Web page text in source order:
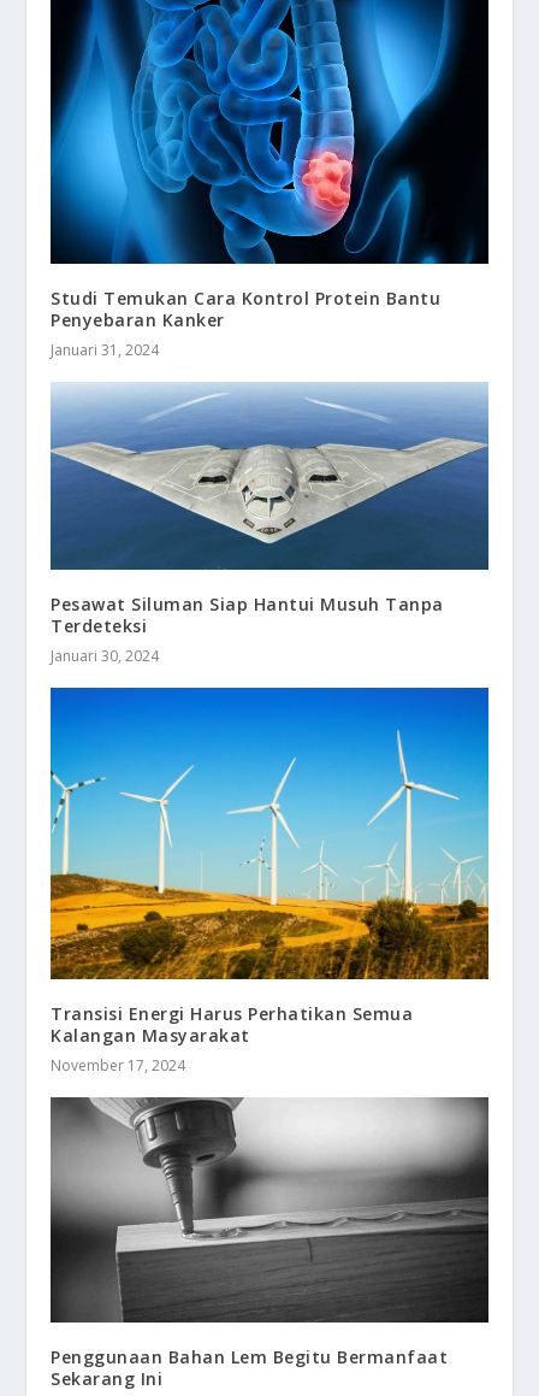
Studi Temukan Cara Kontrol Protein Bantu
Penyebaran Kanker
Januari 31, 2024
Pesawat Siluman Siap Hantui Musuh Tanpa
Terdeteksi
Januari 30, 2024
Transisi Energi Harus Perhatikan Semua
Kalangan Masyarakat
November 17, 2024
Penggunaan Bahan Lem Begitu Bermanfaat
Sekarang Ini